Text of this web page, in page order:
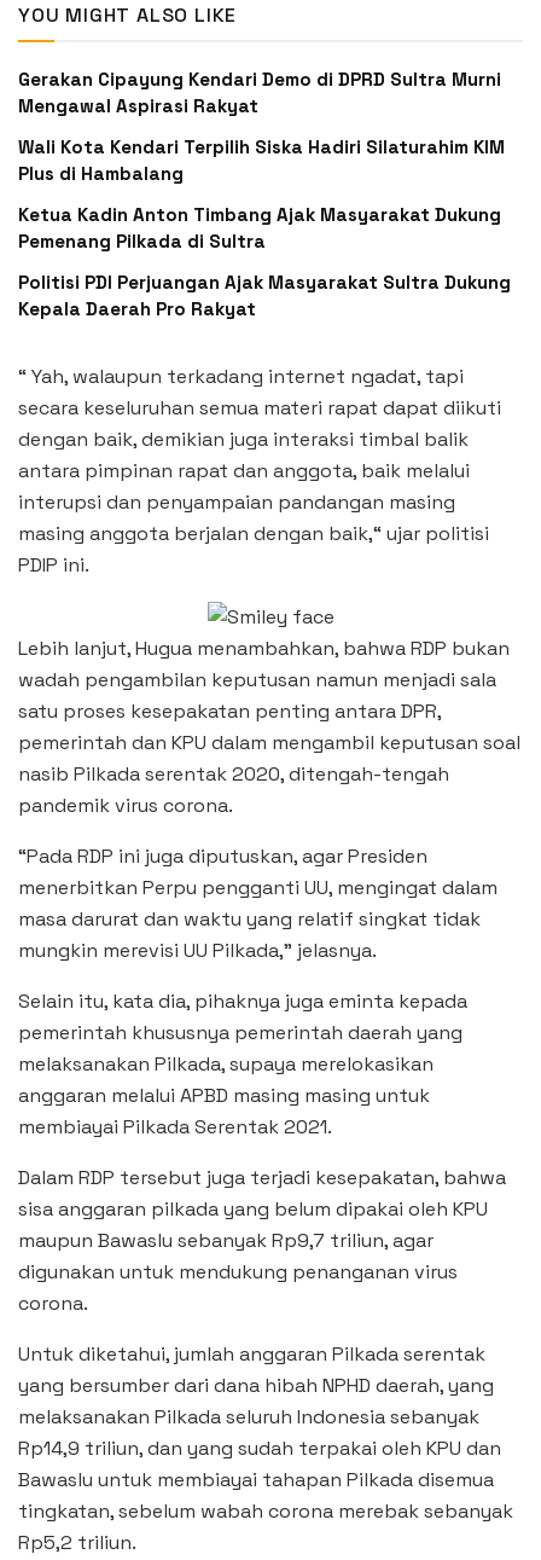
YOU MIGHT ALSO LIKE
Gerakan Cipayung Kendari Demo di DPRD Sultra Murni
Mengawal Aspirasi Rakyat
Wali Kota Kendari Terpilih Siska Hadiri Silaturahim KIM
Plus di Hambalang
Ketua Kadin Anton Timbang Ajak Masyarakat Dukung
Pemenang Pilkada di Sultra
Politisi PDI Perjuangan Ajak Masyarakat Sultra Dukung
Kepala Daerah Pro Rakyat
“ Yah, walaupun terkadang internet ngadat, tapi
secara keseluruhan semua materi rapat dapat diikuti
dengan baik, demikian juga interaksi timbal balik
antara pimpinan rapat dan anggota, baik melalui
interupsi dan penyampaian pandangan masing
masing anggota berjalan dengan baik,“ ujar politisi
PDIP ini.
Lebih lanjut, Hugua menambahkan, bahwa RDP bukan
wadah pengambilan keputusan namun menjadi sala
satu proses kesepakatan penting antara DPR,
pemerintah dan KPU dalam mengambil keputusan soal
nasib Pilkada serentak 2020, ditengah-tengah
pandemik virus corona.
“Pada RDP ini juga diputuskan, agar Presiden
menerbitkan Perpu pengganti UU, mengingat dalam
masa darurat dan waktu yang relatif singkat tidak
mungkin merevisi UU Pilkada,” jelasnya.
Selain itu, kata dia, pihaknya juga eminta kepada
pemerintah khususnya pemerintah daerah yang
melaksanakan Pilkada, supaya merelokasikan
anggaran melalui APBD masing masing untuk
membiayai Pilkada Serentak 2021.
Dalam RDP tersebut juga terjadi kesepakatan, bahwa
sisa anggaran pilkada yang belum dipakai oleh KPU
maupun Bawaslu sebanyak Rp9,7 triliun, agar
digunakan untuk mendukung penanganan virus
corona.
Untuk diketahui, jumlah anggaran Pilkada serentak
yang bersumber dari dana hibah NPHD daerah, yang
melaksanakan Pilkada seluruh Indonesia sebanyak
Rp14,9 triliun, dan yang sudah terpakai oleh KPU dan
Bawaslu untuk membiayai tahapan Pilkada disemua
tingkatan, sebelum wabah corona merebak sebanyak
Rp5,2 triliun.